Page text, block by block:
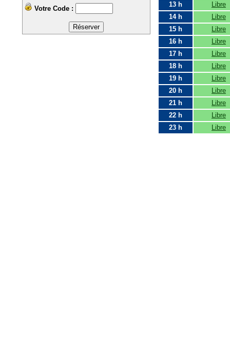
Votre Code :
13 h
Libre
14 h
Libre
15 h
Libre
16 h
Libre
17 h
Libre
18 h
Libre
19 h
Libre
20 h
Libre
21 h
Libre
22 h
Libre
23 h
Libre